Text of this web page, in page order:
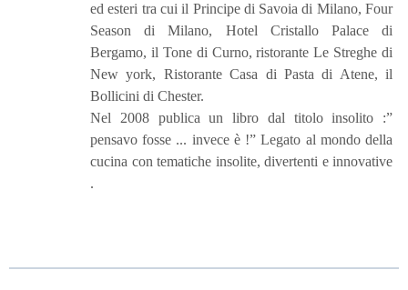
ed esteri tra cui il Principe di Savoia di Milano, Four
Season di Milano, Hotel Cristallo Palace di
Bergamo, il Tone di Curno, ristorante Le Streghe di
New york, Ristorante Casa di Pasta di Atene, il
Bollicini di Chester.
Nel 2008 publica un libro dal titolo insolito :”
pensavo fosse ... invece è !” Legato al mondo della
cucina con tematiche insolite, divertenti e innovative
.